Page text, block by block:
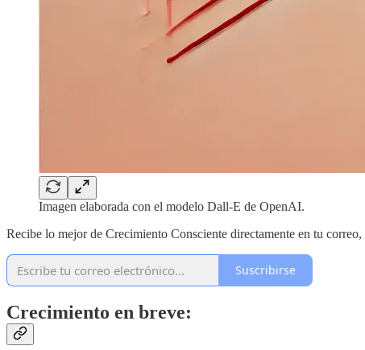
Imagen elaborada con el modelo Dall-E de OpenAI.
Recibe lo mejor de Crecimiento Consciente directamente en tu correo,
Suscribirse
Crecimiento en breve: